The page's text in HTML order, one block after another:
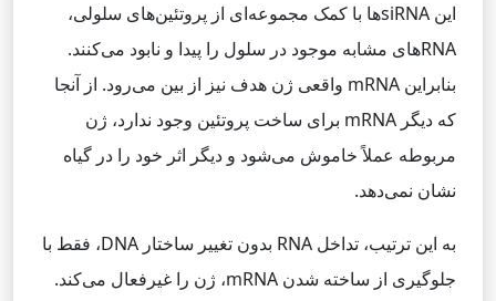
این siRNAها با کمک مجموعه‌ای از پروتئین‌های سلولی،
RNAهای مشابه موجود در سلول را پیدا و نابود می‌کنند.
بنابراین mRNA واقعی ژن هدف نیز از بین می‌رود. از آنجا
که دیگر mRNA برای ساخت پروتئین وجود ندارد، ژن
مربوطه عملاً خاموش می‌شود و دیگر اثر خود را در گیاه
نشان نمی‌دهد.
به این ترتیب، تداخل RNA بدون تغییر ساختار DNA، فقط با
جلوگیری از ساخته شدن mRNA، ژن را غیرفعال می‌کند.